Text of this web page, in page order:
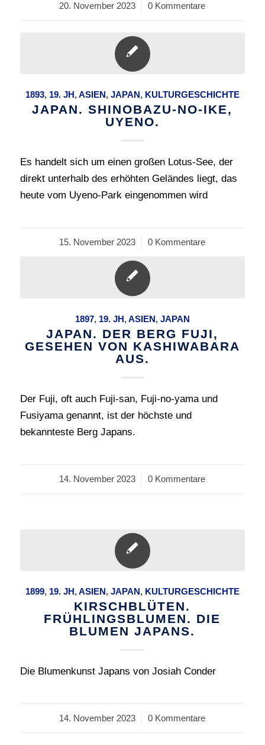
20. November 2023
/ 0 Kommentare
1893, 19. JH,ASIEN, JAPAN, KULTURGESCHICHTE
JAPAN. SHINOBAZU-NO-IKE,
UYENO.
Es handelt sich um einen großen Lotus-See, der
direkt unterhalb des erhöhten Geländes liegt, das
heute vom Uyeno-Park eingenommen wird
15. November 2023
/ 0 Kommentare
1897, 19. JH,ASIEN, JAPAN
JAPAN. DER BERG FUJI,
GESEHEN VON KASHIWABARA
AUS.
Der Fuji, oft auch Fuji-san, Fuji-no-yama und
Fusiyama genannt, ist der höchste und
bekannteste Berg Japans.
14. November 2023
/ 0 Kommentare
1899, 19. JH,ASIEN, JAPAN, KULTURGESCHICHTE
KIRSCHBLÜTEN.
FRÜHLINGSBLUMEN. DIE
BLUMEN JAPANS.
Die Blumenkunst Japans von Josiah Conder
14. November 2023
/ 0 Kommentare